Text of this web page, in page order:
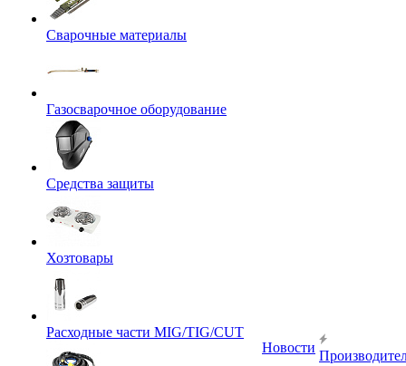
Сварочные материалы
Газосварочное оборудование
Средства защиты
Хозтовары
Расходные части MIG/TIG/CUT
Новости